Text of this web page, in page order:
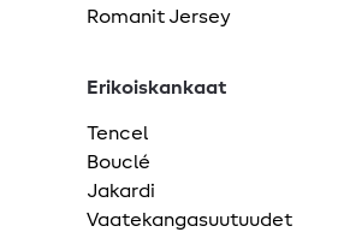
Romanit Jersey
Erikoiskankaat
Tencel
Bouclé
Jakardi
Vaatekangasuutuudet